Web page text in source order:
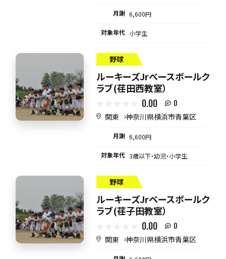
月謝 6,600円
対象年代 小学生
野球
ルーキーズJrベースボールク
ラブ(荏田西教室）
0.00 0
関東 神奈川県横浜市青葉区
月謝 6,600円
対象年代 3歳以下・幼児・小学生
野球
ルーキーズJrベースボールク
ラブ(荏子田教室）
0.00 0
関東 神奈川県横浜市青葉区